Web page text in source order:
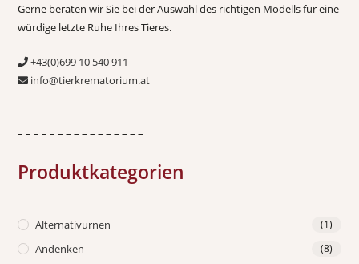
Gerne beraten wir Sie bei der Auswahl des richtigen Modells für eine
würdige letzte Ruhe Ihres Tieres.
+43(0)699 10 540 911
info@tierkrematorium.at
– – – – – – – – – – – – – – – –
Produktkategorien
Alternativurnen (1)
Andenken (8)